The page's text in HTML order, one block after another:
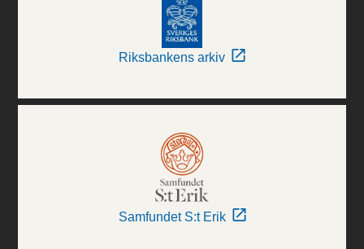
Riksbankens arkiv
Samfundet S:t Erik